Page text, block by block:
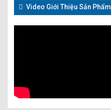
Video Giới Thiệu Sản Phẩm